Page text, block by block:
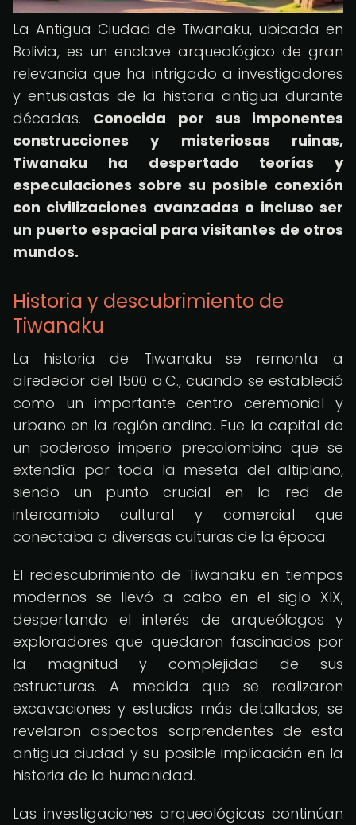
La Antigua Ciudad de Tiwanaku, ubicada en
Bolivia, es un enclave arqueológico de gran
relevancia que ha intrigado a investigadores
y entusiastas de la historia antigua durante
décadas. Conocida por sus imponentes
construcciones y misteriosas ruinas,
Tiwanaku ha despertado teorías y
especulaciones sobre su posible conexión
con civilizaciones avanzadas o incluso ser
un puerto espacial para visitantes de otros
mundos.
Historia y descubrimiento de
Tiwanaku
La historia de Tiwanaku se remonta a
alrededor del 1500 a.C., cuando se estableció
como un importante centro ceremonial y
urbano en la región andina. Fue la capital de
un poderoso imperio precolombino que se
extendía por toda la meseta del altiplano,
siendo un punto crucial en la red de
intercambio cultural y comercial que
conectaba a diversas culturas de la época.
El redescubrimiento de Tiwanaku en tiempos
modernos se llevó a cabo en el siglo XIX,
despertando el interés de arqueólogos y
exploradores que quedaron fascinados por
la magnitud y complejidad de sus
estructuras. A medida que se realizaron
excavaciones y estudios más detallados, se
revelaron aspectos sorprendentes de esta
antigua ciudad y su posible implicación en la
historia de la humanidad.
Las investigaciones arqueológicas continúan